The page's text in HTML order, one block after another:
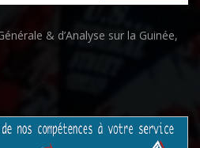
& d’Analyse sur la Guinée,